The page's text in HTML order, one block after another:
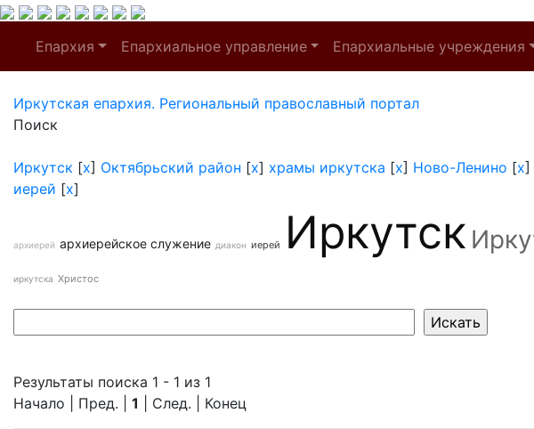
Епархия Епархиальное управление Епархиальные учреждения
Иркутская епархия. Региональный православный портал
Поиск
Иркутск [x] Октябрьский район [x] храмы иркутска [x] Ново-Ленино [x]
иерей [x]
архиерей архиерейское служение диакон иерей Иркутск
иркутска Христос
Результаты поиска 1 - 1 из 1
Начало | Пред. | 1 | След. | Конец